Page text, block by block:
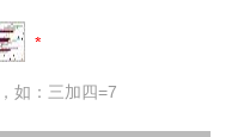
如：三加四=7